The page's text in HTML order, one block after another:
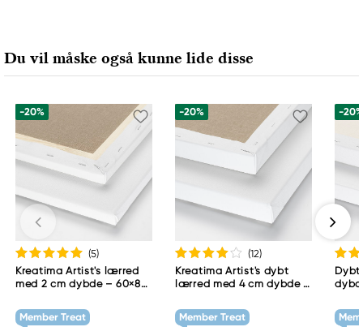
Du vil måske også kunne lide disse
-20%
(5)
Kreatima Artist's lærred
med 2 cm dybde – 60×80
Member Treat
-20%
(12)
Kreatima Artist's dybt
lærred med 4 cm dybde –
Member Treat
-
Dybt